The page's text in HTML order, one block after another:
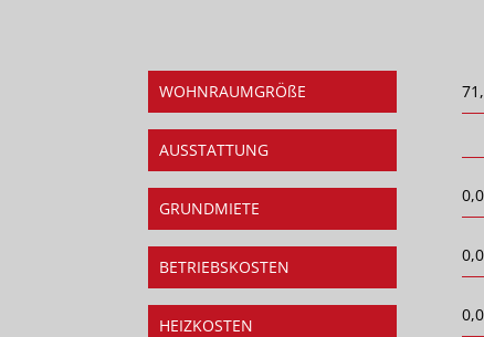
WOHNRAUMGRÖßE
AUSSTATTUNG
GRUNDMIETE
BETRIEBSKOSTEN
HEIZKOSTEN